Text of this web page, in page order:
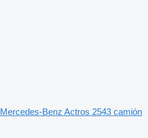
Mercedes-Benz Actros 2543 camión